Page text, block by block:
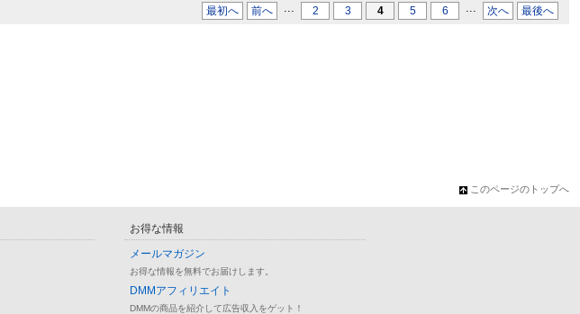
最初へ 前へ ... 2 3 4 5 6 ... 次へ 最後へ
このページのトップへ
お得な情報
メールマガジン
お得な情報を無料でお届けします。
DMMアフィリエイト
DMMの商品を紹介して広告収入をゲット！